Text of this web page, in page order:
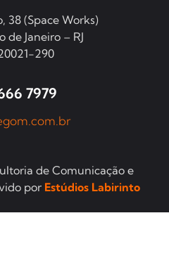
38 (Space Works)
de Janeiro – RJ
290
7979
de Comunicação e
por Estúdios Labirinto